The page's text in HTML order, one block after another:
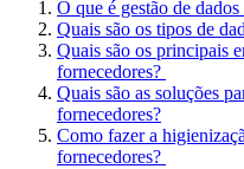
O que é gestão de
Quais são os tipos de
Quais são os principais
fornecedores?
Quais são as soluções
fornecedores?
Como fazer a
fornecedores?